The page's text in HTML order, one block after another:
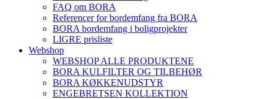
FAQ om BORA
Referencer for bordemfang fra BORA
BORA bordemfang i boligprojekter
LIGRE prisliste
Webshop
WEBSHOP ALLE PRODUKTENE
BORA KULFILTER OG TILBEHØR
BORA KØKKENUDSTYR
ENGEBRETSEN KOLLEKTION